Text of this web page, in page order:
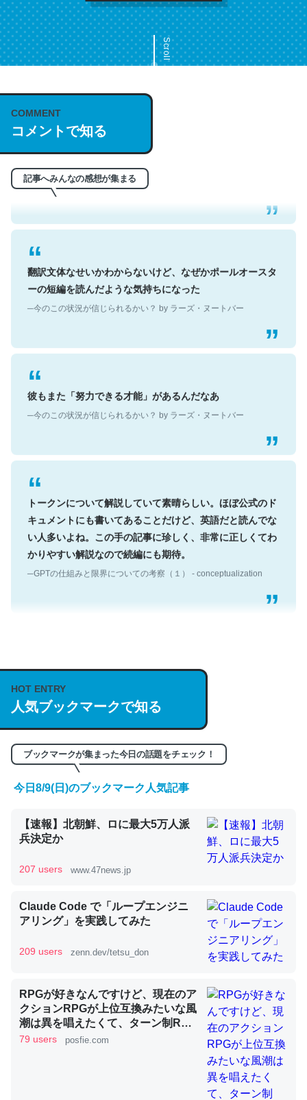
Scroll
COMMENT
コメントで知る
記事へみんなの感想が集まる
これは名文。彼はとてもクレバーなんだろうなと凄く思
─今のこの状況が信じられるかい？ by ラーズ・ヌートバー
翻訳文体なせいかわからないけど、なぜかポールオースタ
ーの短編を読んだような気持ちになった
─今のこの状況が信じられるかい？ by ラーズ・ヌートバー
彼もまた「努力できる才能」があるんだなあ
─今のこの状況が信じられるかい？ by ラーズ・ヌートバー
トークンについて解説していて素晴らしい。ほぼ公式のド
キュメントにも書いてあることだけど、英語だと読んでな
い人多いよね。この手の記事に珍しく、非常に正しくてわ
かりやすい解説なので続編にも期待。
─GPTの仕組みと限界についての考察（１） - conceptualization
説してる記事が少ないので貴重な良記事。/続編来た
https://isobe324649.hatenablog.com/entry/2023/03/27
/064121
─GPTの仕組みと限界についての考察（１） - conceptualization
くらい。小説でいう「ずっと前の伏線」は回収されないけ
ど、短期記憶というには多い分量。進化すればするほど分
かりやすく強くなりそう
コオロギのカルシウム分はエビの600分の1程度。
─ニュース :: 【研究発表】昆虫学の大問題＝「昆虫はなぜ海にいな
いのか」に関する新仮説
HOT ENTRY
人気ブックマークで知る
ブックマークが集まった今日の話題をチェック！
今日8/9(日)のブックマーク人気記事
【速報】北朝鮮、ロに最大5万人派
兵決定か
207 users www.47news.jp
Claude Code で「ループエンジニ
アリング」を実践してみた
209 users zenn.dev/tetsu_don
RPGが好きなんですけど、現在のア
クションRPGが上位互換みたいな風
潮は異を唱えたくて、ターン制RPG
にはターン制の良さがあると思って
79 users posfie.com